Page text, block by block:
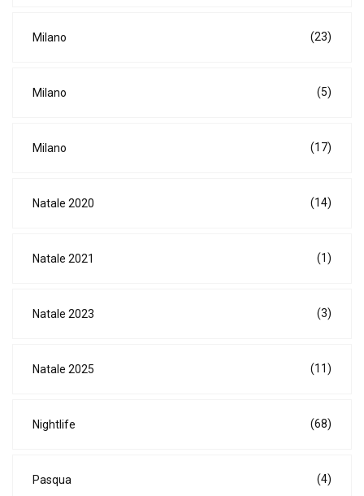
Milano (23)
Milano (5)
Milano (17)
Natale 2020 (14)
Natale 2021 (1)
Natale 2023 (3)
Natale 2025 (11)
Nightlife (68)
Pasqua (4)